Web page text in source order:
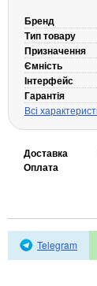
Кабелі та роз'єми
Аксесуари
Хаби і кардридери
Фильтри та
Павербанки
Кабелі, роз'єми,
Акумулятори
Зовнішні
Клавіатури, миші,
Бренд
Тип товару
Призначення
Ємність
Інтерфейс
Гарантія
Всі
Доставка
Оплата
Telegram